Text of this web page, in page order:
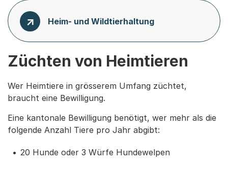
Heim- und Wildtierhaltung
Züchten von Heimtieren
Wer Heimtiere in grösserem Umfang züchtet,
braucht eine Bewilligung.
Eine kantonale Bewilligung benötigt, wer mehr als die
folgende Anzahl Tiere pro Jahr abgibt:
20 Hunde oder 3 Würfe Hundewelpen